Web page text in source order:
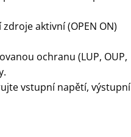
aktivní (OPEN ON)
ochranu (LUP, OUP,
vstupní napětí, výstupní